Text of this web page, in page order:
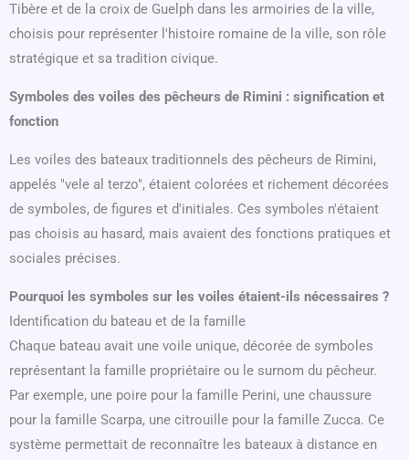
Tibère et de la croix de Guelph dans les armoiries de la ville,
choisis pour représenter l'histoire romaine de la ville, son rôle
stratégique et sa tradition civique.
Symboles des voiles des pêcheurs de Rimini : signification et
fonction
Les voiles des bateaux traditionnels des pêcheurs de Rimini,
appelés "vele al terzo", étaient colorées et richement décorées
de symboles, de figures et d'initiales. Ces symboles n'étaient
pas choisis au hasard, mais avaient des fonctions pratiques et
sociales précises.
Pourquoi les symboles sur les voiles étaient-ils nécessaires ?
Identification du bateau et de la famille
Chaque bateau avait une voile unique, décorée de symboles
représentant la famille propriétaire ou le surnom du pêcheur.
Par exemple, une poire pour la famille Perini, une chaussure
pour la famille Scarpa, une citrouille pour la famille Zucca. Ce
système permettait de reconnaître les bateaux à distance en